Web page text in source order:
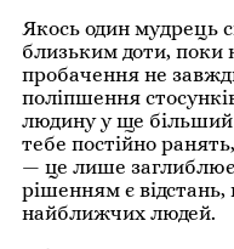
Якось один мудрець
близьким доти, поки
пробачення не
поліпшення
людину у ще більший
тебе постійно
— це лише
рішенням є
найближчих людей.